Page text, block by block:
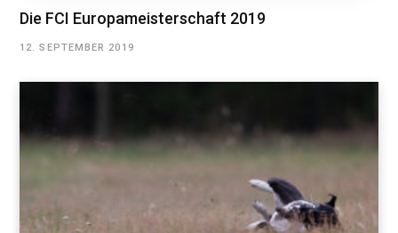
Die FCI Europameisterschaft 2019
12. SEPTEMBER 2019